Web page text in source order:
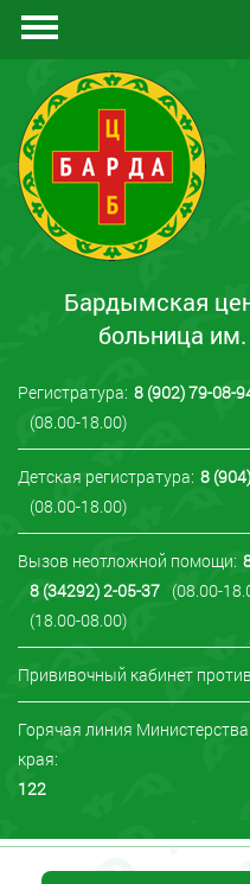
Бардымская
больница
Регистратура: 8 (902) 79-08-
(08.00-18.00)
Детская регистратура: 8
(08.00-18.00)
Вызов неотложной помощи:
8 (34292) 2-05-37 (08.00-
(18.00-08.00)
Прививочный кабинет
Горячая линия
края:
122